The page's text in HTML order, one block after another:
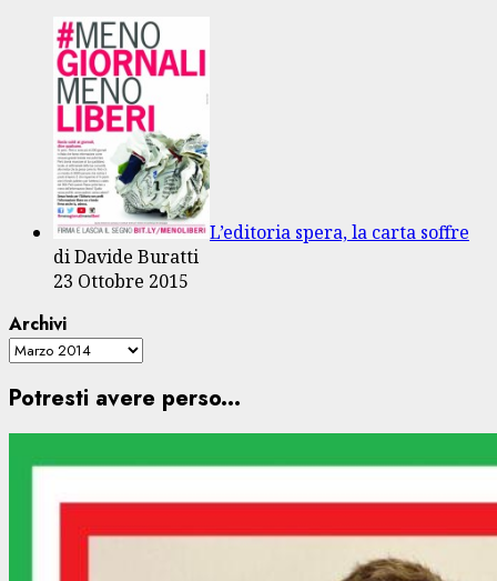
L’editoria spera, la carta soffre
di Davide Buratti
23 Ottobre 2015
Archivi
Potresti avere perso...